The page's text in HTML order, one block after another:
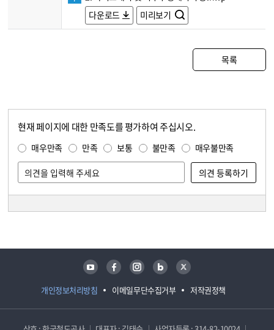
다운로드
미리보기
목록
현재 페이지에 대한 만족도를 평가하여 주십시오.
매우만족 만족 보통 불만족 매우불만족
개인정보처리방침 이메일무단수집거부 저작권정책
유튜브 페이스북 인스타그램 블로그 트위터